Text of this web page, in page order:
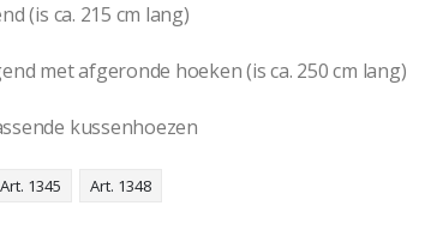
(is ca. 215 cm lang)
met afgeronde hoeken (is ca. 250 cm lang)
kussenhoezen
Art. 1345 Art. 1348